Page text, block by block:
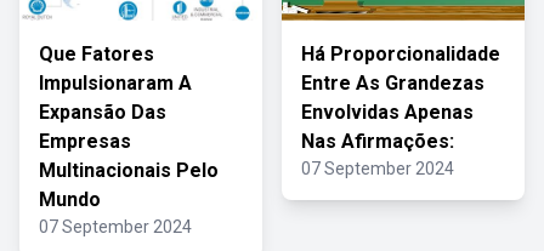
Que Fatores
Impulsionaram A
Expansão Das
Empresas
Multinacionais Pelo
Mundo
07 September 2024
Há Proporcionalidade
Entre As Grandezas
Envolvidas Apenas
Nas Afirmações:
07 September 2024